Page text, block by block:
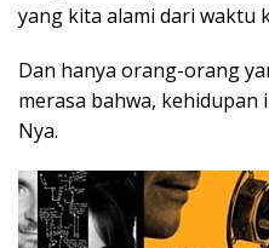
yang kita alami dari waktu
Dan hanya orang-orang
merasa bahwa,
Nya.